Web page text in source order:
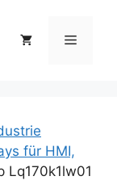
Menü
für HMI,
Lq170k1lw01